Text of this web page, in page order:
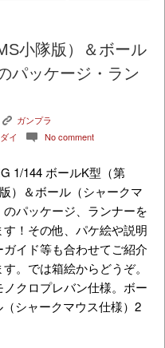
小隊版）＆ボール
パッケージ・ラン
K ガンプラ
イ c No comment
1/144 ボールK型（第
）＆ボール（シャークマ
のパッケージ、ランナーを
す！その他、パケ絵や説明
イド等も合わせてご紹介
。では箱絵からどうぞ。
クロプレバン仕様。ボー
シャークマウス仕様）2